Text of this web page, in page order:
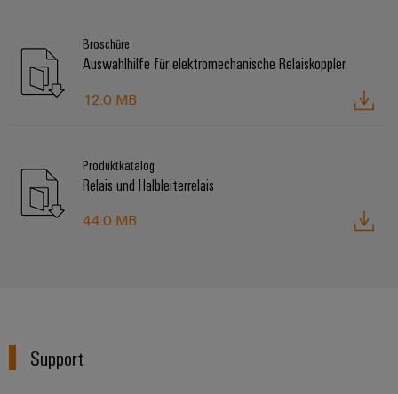
Broschüre
Auswahlhilfe für elektromechanische Relaiskoppler
12.0 MB
Produktkatalog
Relais und Halbleiterrelais
44.0 MB
Support